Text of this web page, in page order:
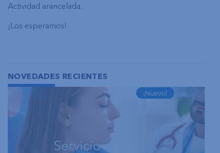
Actividad arancelada.
¡Los esperamos!
NOVEDADES RECIENTES